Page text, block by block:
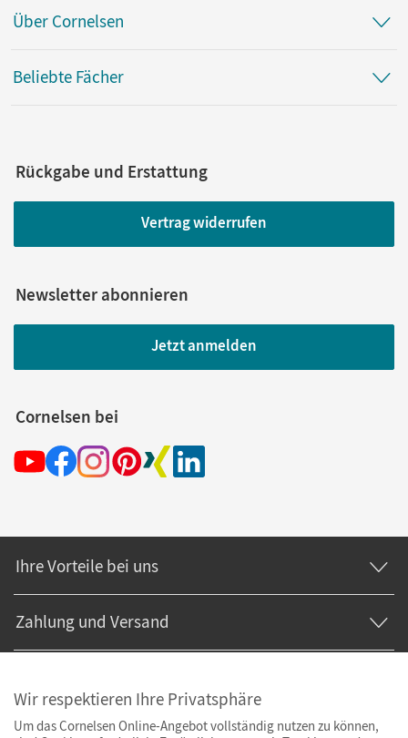
Über Cornelsen
Beliebte Fächer
Rückgabe und Erstattung
Vertrag widerrufen
Newsletter abonnieren
Jetzt anmelden
Cornelsen bei
Ihre Vorteile bei uns
Zahlung und Versand
Wir respektieren Ihre Privatsphäre
Um das Cornelsen Online-Angebot vollständig nutzen zu können,